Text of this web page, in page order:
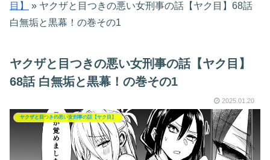
目】
» ヤクザと目つきの悪い女刑事の話【ヤク目】68話
白無垢と黒幕！の巻その1
ヤクザと目つきの悪い女刑事の話【ヤク目】
68話 白無垢と黒幕！の巻その1
2025.01.20
ヤクザと目つきの悪い女刑事の話【ヤク目】